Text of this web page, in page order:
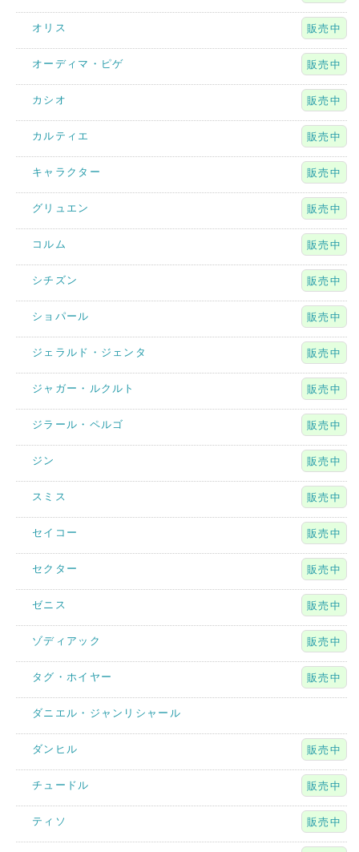
オリス 販売中
オーディマ・ピゲ 販売中
カシオ 販売中
カルティエ 販売中
キャラクター 販売中
グリュエン 販売中
コルム 販売中
シチズン 販売中
ショパール 販売中
ジェラルド・ジェンタ 販売中
ジャガー・ルクルト 販売中
ジラール・ペルゴ 販売中
ジン 販売中
スミス 販売中
セイコー 販売中
セクター 販売中
ゼニス 販売中
ゾディアック 販売中
タグ・ホイヤー 販売中
ダニエル・ジャンリシャール
ダンヒル 販売中
チュードル 販売中
ティソ 販売中